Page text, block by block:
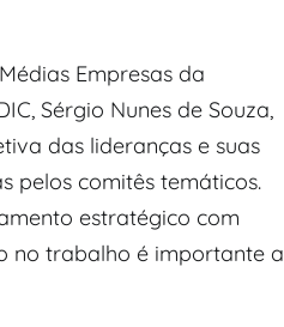
Empresas da
Sérgio Nunes de Souza,
das lideranças e suas
pelos comitês temáticos.
estratégico com
no trabalho é importante a